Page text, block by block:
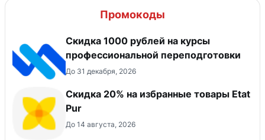
Промокоды
Скидка 1000 рублей на курсы
профессиональной переподготовки
До 31 декабря, 2026
Скидка 20% на избранные товары Etat
Pur
До 14 августа, 2026